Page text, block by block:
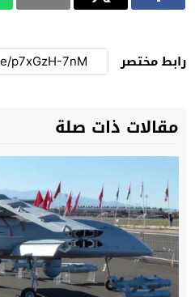
رابط مختصر
مقالات ذات صلة